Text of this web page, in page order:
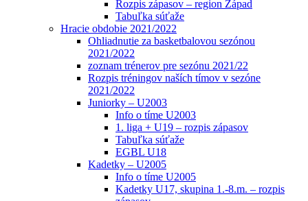
Rozpis zápasov – region Západ
Tabuľka súťaže
Hracie obdobie 2021/2022
Ohliadnutie za basketbalovou sezónou
2021/2022
zoznam trénerov pre sezónu 2021/22
Rozpis tréningov naších tímov v sezóne
2021/2022
Juniorky – U2003
Info o tíme U2003
1. liga + U19 – rozpis zápasov
Tabuľka súťaže
EGBL U18
Kadetky – U2005
Info o tíme U2005
Kadetky U17, skupina 1.-8.m. – rozpis